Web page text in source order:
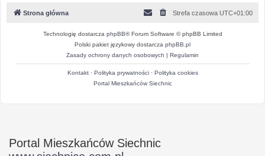
Strona główna Strefa czasowa UTC+01:00
Technologię dostarcza phpBB® Forum Software © phpBB Limited
Polski pakiet językowy dostarcza phpBB.pl
Zasady ochrony danych osobowych | Regulamin
Kontakt· Polityka prywatności· Polityka cookies
Portal Mieszkańców Siechnic
Portal Mieszkańców Siechnic